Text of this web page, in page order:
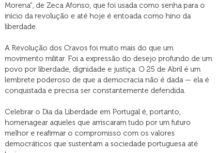
Morena", de Zeca Afonso, que foi usada como senha para o
início da revolução e até hoje é entoada como hino da
liberdade.
A Revolução dos Cravos foi muito mais do que um
movimento militar. Foi a expressão do desejo profundo de um
povo por liberdade, dignidade e justiça. O 25 de Abril é um
lembrete poderoso de que a democracia não é dada — ela é
conquistada e precisa ser constantemente defendida.
Celebrar o Dia da Liberdade em Portugal é, portanto,
homenagear aqueles que arriscaram tudo por um futuro
melhor e reafirmar o compromisso com os valores
democráticos que sustentam a sociedade portuguesa até